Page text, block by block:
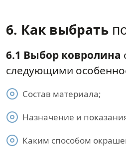
6. Как выбрать
6.1 Выбор ковролина
следующими
Состав материала;
Назначение и
Каким способом